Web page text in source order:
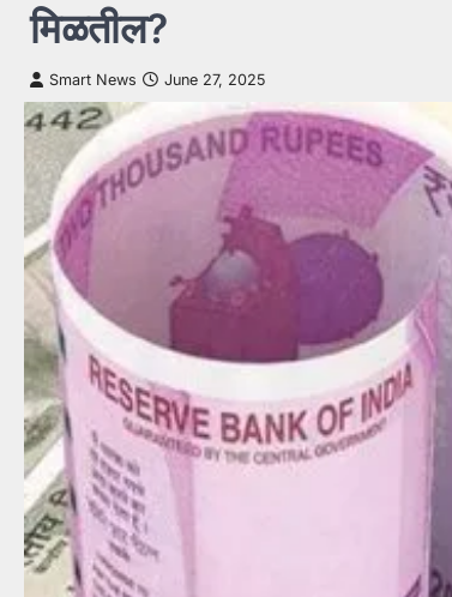
मिळतील?
Smart News June 27, 2025